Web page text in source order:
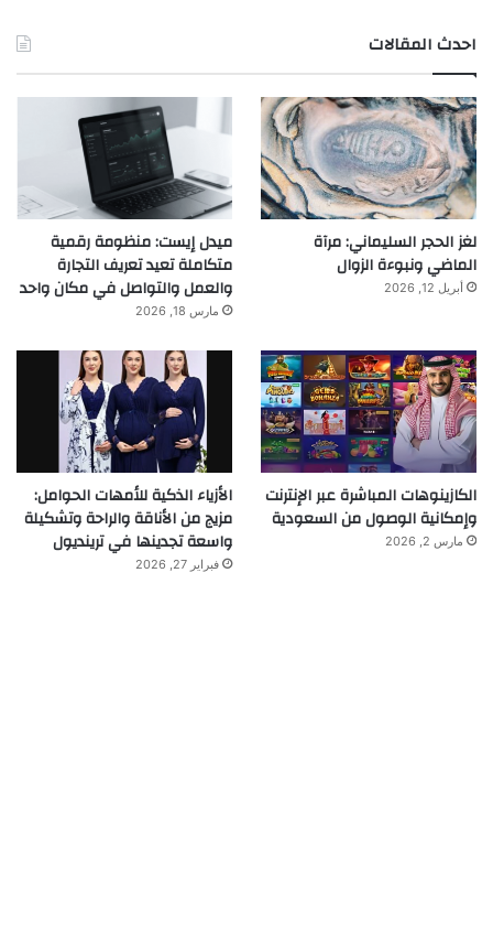
احدث المقالات
لغز الحجر السليماني: مرآة
الماضي ونبوءة الزوال
أبريل 12, 2026
ميدل إيست: منظومة رقمية
متكاملة تعيد تعريف التجارة
والعمل والتواصل في مكان واحد
مارس 18, 2026
الكازينوهات المباشرة عبر الإنترنت
وإمكانية الوصول من السعودية
مارس 2, 2026
الأزياء الذكية للأمهات الحوامل:
مزيج من الأناقة والراحة وتشكيلة
واسعة تجدينها في ترينديول
فبراير 27, 2026